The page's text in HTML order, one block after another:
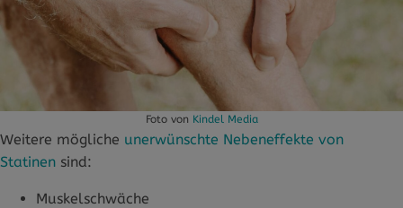
Foto von Kindel Media
Weitere mögliche unerwünschte Nebeneffekte von
Statinen sind:
Muskelschwäche